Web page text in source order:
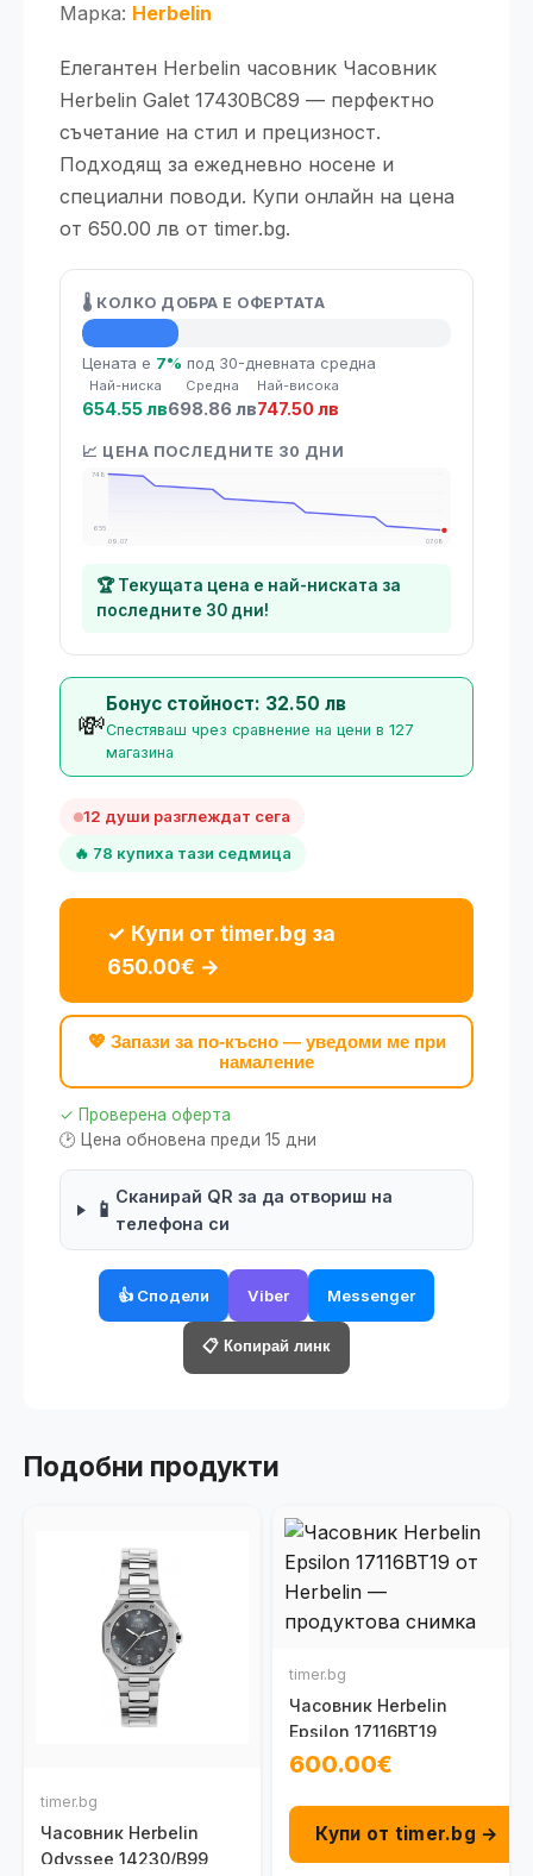
Марка: Herbelin
Елегантен Herbelin часовник Часовник
Herbelin Galet 17430BC89 — перфектно
съчетание на стил и прецизност.
Подходящ за ежедневно носене и
специални поводи. Купи онлайн на цена
от 650.00 лв от timer.bg.
🌡️ КОЛКО ДОБРА Е ОФЕРТАТА
💡 Средна цена
Цената е 7% под 30-дневната средна
Най-ниска
654.55 лв
Средна
698.86 лв
Най-висока
747.50 лв
📈 ЦЕНА ПОСЛЕДНИТЕ 30 ДНИ
748
655
09.07
07.08
🏆 Текущата цена е най-ниската за
последните 30 дни!
💸
Бонус стойност: 32.50 лв
Спестяваш чрез сравнение на цени в 127
магазина
12 души разглеждат сега
🔥 78 купиха тази седмица
✓ Купи от timer.bg за
650.00€ →
💖 Запази за по-късно — уведоми ме при
намаление
✓ Проверена оферта
🕑 Цена обновена преди 15 дни
📱
Сканирай QR за да отвориш на
телефона си
👍 Сподели Viber Messenger
📋 Копирай линк
Подобни продукти
timer.bg
Часовник Herbelin
Odyssee 14230/B99
timer.bg
Часовник Herbelin
Epsilon 17116BT19
600.00€
Купи от timer.bg →